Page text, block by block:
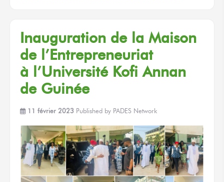
Inauguration de la Maison
de l’Entrepreneuriat
à l’Université Kofi Annan
de Guinée
11 février 2023 Published by PADES Network